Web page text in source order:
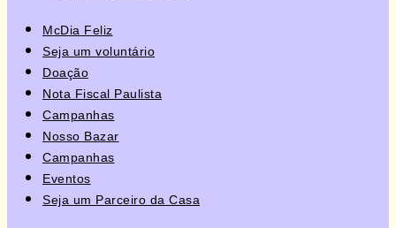
McDia Feliz
Seja um voluntário
Doação
Nota Fiscal Paulista
Campanhas
Nosso Bazar
Campanhas
Eventos
Seja um Parceiro da Casa